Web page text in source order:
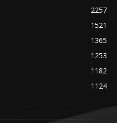
2257
1521
1365
1253
1182
1124